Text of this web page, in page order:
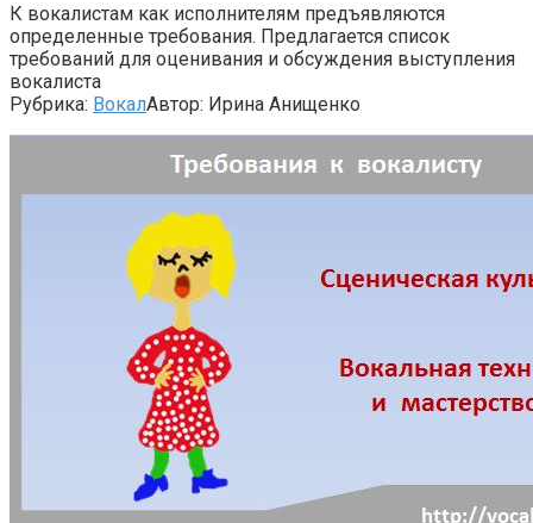
К вокалистам как исполнителям предъявляются
определенные требования. Предлагается список
требований для оценивания и обсуждения выступления
вокалиста
Рубрика: ВокалАвтор: Ирина Анищенко